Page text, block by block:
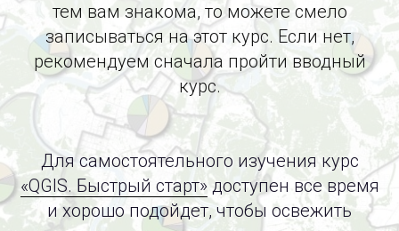
тем вам знакома, то можете смело
записываться на этот курс. Если нет,
рекомендуем сначала пройти вводный
курс.
Для самостоятельного изучения курс
«QGIS. Быстрый старт» доступен все время
и хорошо подойдет, чтобы освежить